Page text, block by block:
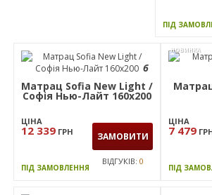
ПІД
6
Матрац Sofia New Light /
Софія Нью-Лайт 160х200
ЦІНА
12 339 ГРН ЗАМОВИТИ
ПІД ЗАМОВЛЕННЯ
ВІДГУКІВ:0
НОВИНКА
ЦІНА
7 479
ПІД